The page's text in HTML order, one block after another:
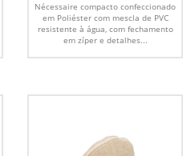
Nécessaire compacto confeccionado
em Poliéster com mescla de PVC
resistente à água, com fechamento
em zíper e detalhes...